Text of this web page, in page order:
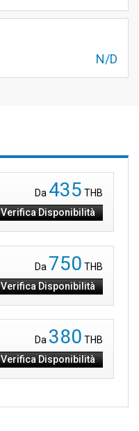
N/D
Da 435 THB
Verifica Disponibilità
Da 750 THB
Verifica Disponibilità
Da 380 THB
Verifica Disponibilità